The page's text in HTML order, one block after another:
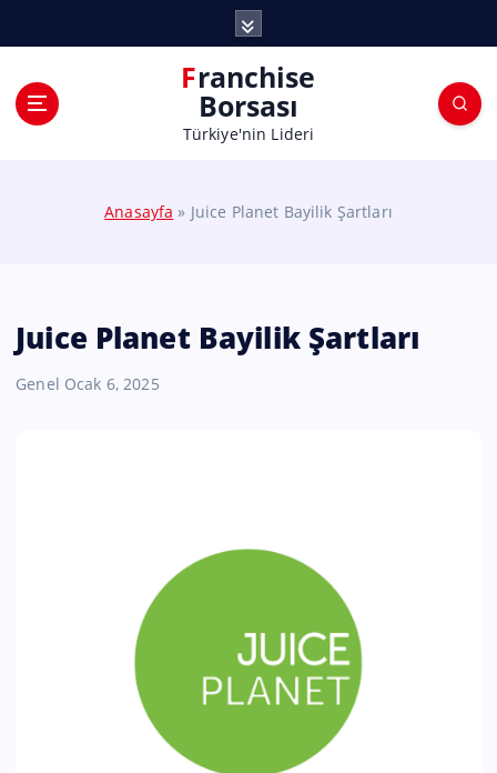
Franchise
Borsası
Türkiye'nin Lideri
Anasayfa » Juice Planet Bayilik Şartları
Juice Planet Bayilik Şartları
Genel Ocak 6, 2025